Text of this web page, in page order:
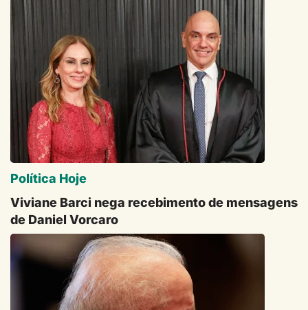
Política Hoje
Viviane Barci nega recebimento de mensagens
de Daniel Vorcaro